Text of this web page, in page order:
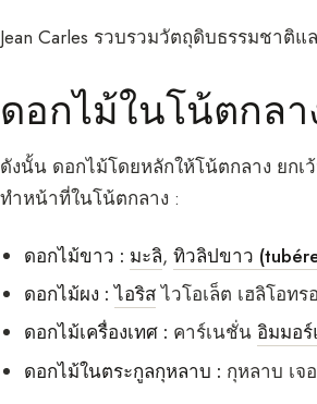
Jean Carles รวบรวมวัตถุดิบธรรมชาติ
ดอกไม้ในโน้ตกลา
ดังนั้น ดอกไม้โดยหลักให้โน้ตกลาง ยก
ทำหน้าที่ในโน้ตกลาง :
ดอกไม้ขาว : มะลิ,ทิวลิปขาว
ดอกไม้ผง : ไอริสไวโอเล็ต เฮลิโอทร
ดอกไม้เครื่องเทศ : คาร์เนชั่นอิมมอ
ดอกไม้ในตระกูลกุหลาบ : กุหลาบ เจ